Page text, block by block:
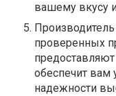
вашему вкусу
проверенных
обеспечит вам
надежности